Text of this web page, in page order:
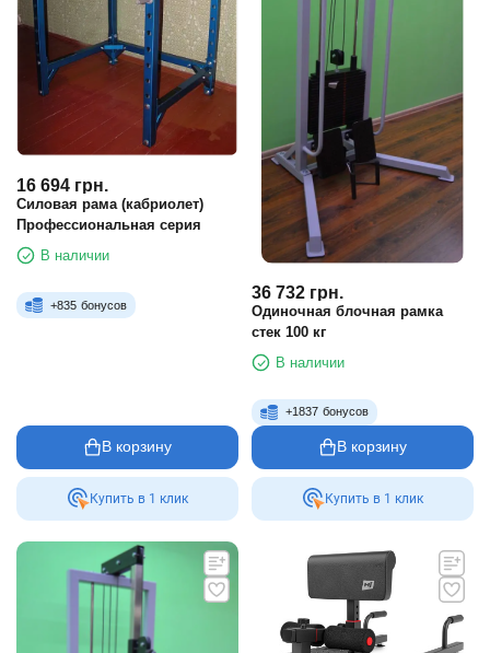
16 694 грн.
Силовая рама (кабриолет)
Профессиональная серия
В наличии
+835 бонусов
В корзину
Купить в 1 клик
36 732 грн.
Одиночная блочная рамка
стек 100 кг
В наличии
+1837 бонусов
В корзину
Купить в 1 клик